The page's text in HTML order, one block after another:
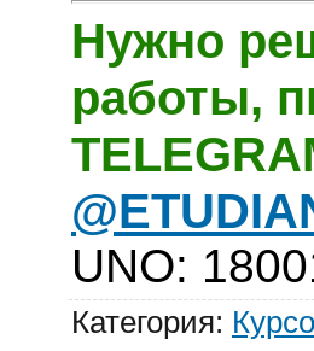
Нужно
работы,
UNO:
Категория: